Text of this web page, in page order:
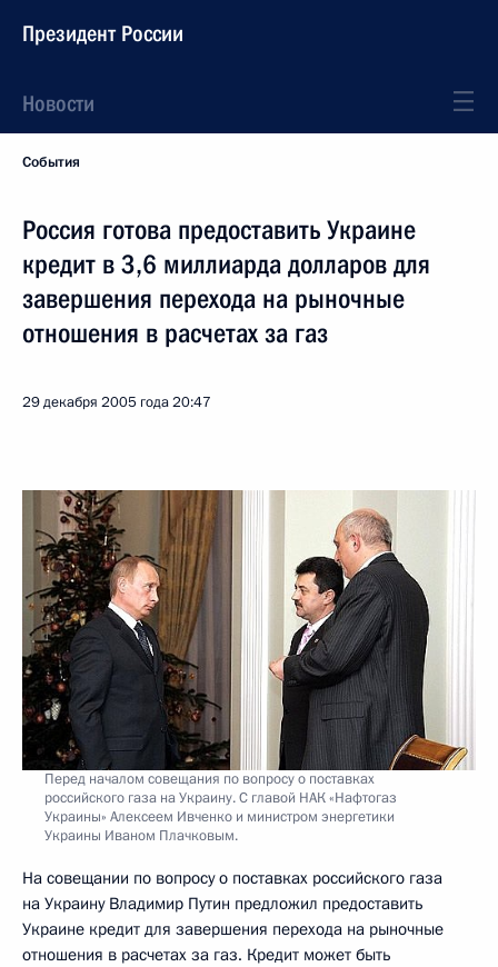
Президент России
Новости
События
Россия готова предоставить Украине
кредит в 3,6 миллиарда долларов для
завершения перехода на рыночные
отношения в расчетах за газ
29 декабря 2005 года20:47
Перед началом совещания по вопросу о поставках
российского газа на Украину. С главой НАК «Нафтогаз
Украины» Алексеем Ивченко и министром энергетики
Украины Иваном Плачковым.
На совещании по вопросу о поставках российского газа
на Украину Владимир Путин предложил предоставить
Украине кредит для завершения перехода на рыночные
отношения в расчетах за газ. Кредит может быть